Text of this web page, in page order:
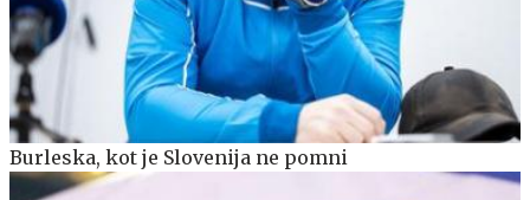
Burleska, kot je Slovenija ne pomni